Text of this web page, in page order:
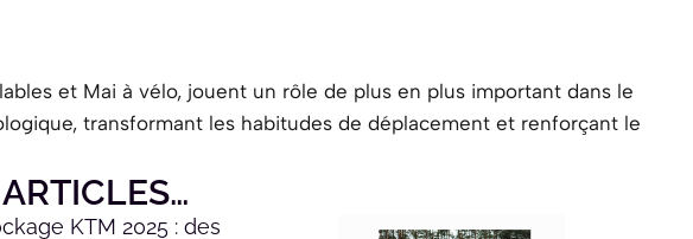
et Mai à vélo, jouent un rôle de plus en plus important dans le
transformant les habitudes de déplacement et renforçant le
KTM 2025 : des